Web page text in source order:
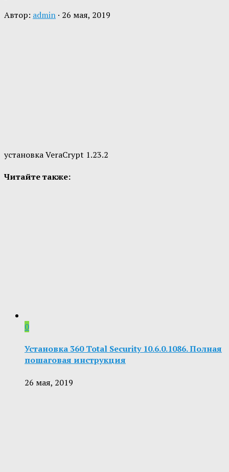
Автор: admin · 26 мая, 2019
установка VeraCrypt 1.23.2
Читайте также:
0
Установка 360 Total Security 10.6.0.1086. Полная
пошаговая инструкция
26 мая, 2019